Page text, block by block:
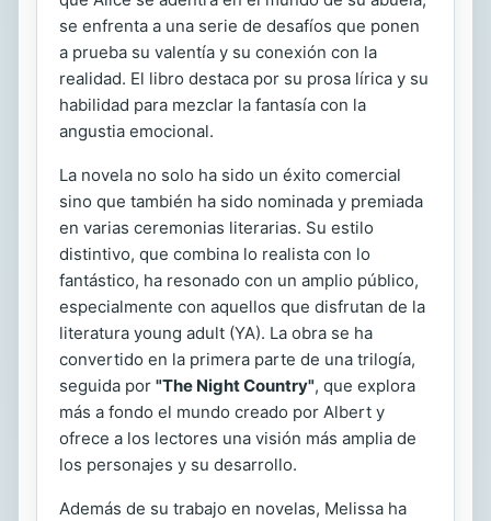
se enfrenta a una serie de desafíos que ponen
a prueba su valentía y su conexión con la
realidad. El libro destaca por su prosa lírica y su
habilidad para mezclar la fantasía con la
angustia emocional.
La novela no solo ha sido un éxito comercial
sino que también ha sido nominada y premiada
en varias ceremonias literarias. Su estilo
distintivo, que combina lo realista con lo
fantástico, ha resonado con un amplio público,
especialmente con aquellos que disfrutan de la
literatura young adult (YA). La obra se ha
convertido en la primera parte de una trilogía,
seguida por "The Night Country", que explora
más a fondo el mundo creado por Albert y
ofrece a los lectores una visión más amplia de
los personajes y su desarrollo.
Además de su trabajo en novelas, Melissa ha